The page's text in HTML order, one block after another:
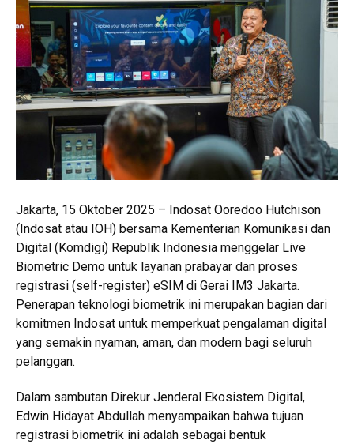
Jakarta, 15 Oktober 2025 – Indosat Ooredoo Hutchison
(Indosat atau IOH) bersama Kementerian Komunikasi dan
Digital (Komdigi) Republik Indonesia menggelar Live
Biometric Demo untuk layanan prabayar dan proses
registrasi (self-register) eSIM di Gerai IM3 Jakarta.
Penerapan teknologi biometrik ini merupakan bagian dari
komitmen Indosat untuk memperkuat pengalaman digital
yang semakin nyaman, aman, dan modern bagi seluruh
pelanggan.
Dalam sambutan Direkur Jenderal Ekosistem Digital,
Edwin Hidayat Abdullah menyampaikan bahwa tujuan
registrasi biometrik ini adalah sebagai bentuk